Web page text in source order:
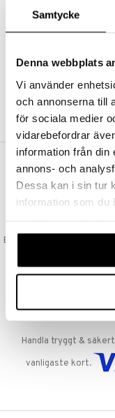
Samtycke
Denna webbplats
Vi använder
och annonserna till
för sociala medier
vidarebefordrar
information från din
annons- och
Dessa kan i sin tur
information som du
våra cookies vid
Abonnemang
Bevaka produkter
Recensera
SKAPA KUND
Vi erbjuder fri frakt från
utifån vilken
Beställningar lagda före
EU-logotypen är
Handla tryggt &
vanligaste kort.